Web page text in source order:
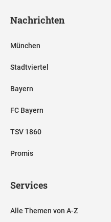
Nachrichten
München
Stadtviertel
Bayern
FC Bayern
TSV 1860
Promis
Services
Alle Themen von A-Z